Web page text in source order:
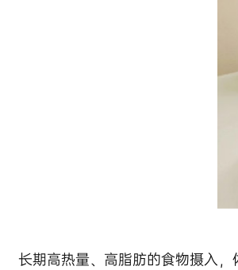
长期高热量、高脂肪的食物摄入